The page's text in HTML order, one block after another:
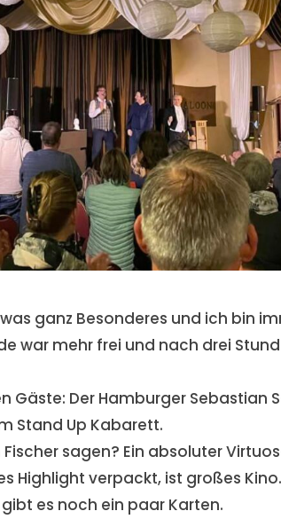
ganz Besonderes und ich bin
war mehr frei und nach drei
Gäste: Der Hamburger Sebastian
Stand Up Kabarett.
sagen? Ein absoluter
Highlight verpackt, ist großes
es noch ein paar Karten.